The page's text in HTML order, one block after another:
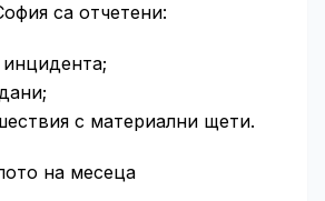
са отчетени:
с материални щети.
на месеца